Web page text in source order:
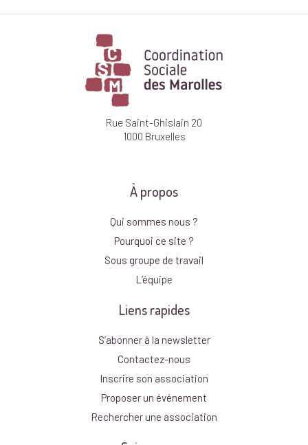
Rue Saint-Ghislain 20
1000 Bruxelles
À propos
Qui sommes nous ?
Pourquoi ce site ?
Sous groupe de travail
L’équipe
Liens rapides
S’abonner à la newsletter
Contactez-nous
Inscrire son association
Proposer un événement
Rechercher une association